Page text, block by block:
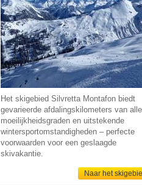
Het skigebied Silvretta Montafon biedt
gevarieerde afdalingskilometers van alle
moeilijkheidsgraden en uitstekende
wintersportomstandigheden – perfecte
voorwaarden voor een geslaagde
skivakantie.
Naar het